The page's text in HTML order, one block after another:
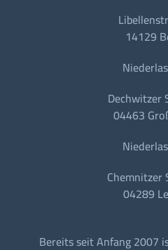
14129
Dechwitzer
04463
Chemnitzer
04289
Bereits seit Anfang 2007